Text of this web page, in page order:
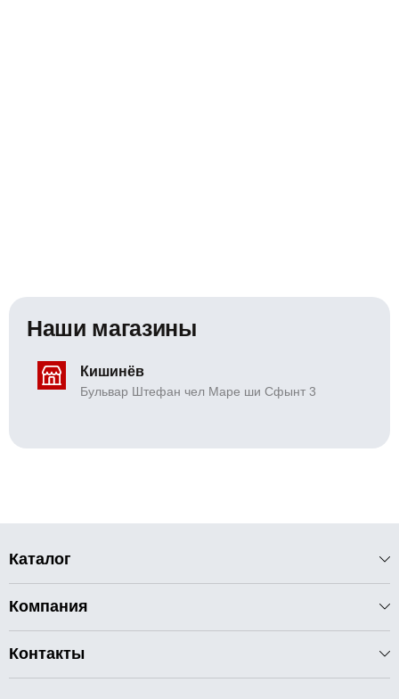
Наши магазины
Кишинёв
Бульвар Штефан чел Маре ши Сфынт 3
Каталог
Компания
Контакты